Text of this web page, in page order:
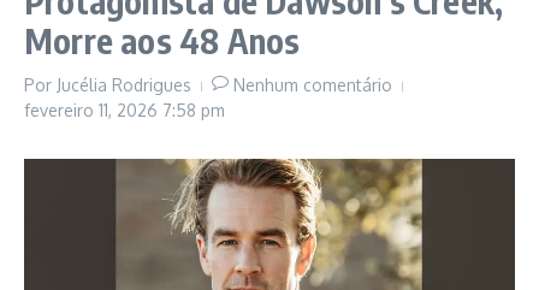
Morre aos 48 Anos
Por Jucélia Rodrigues
Nenhum comentário
fevereiro 11, 2026 7:58 pm